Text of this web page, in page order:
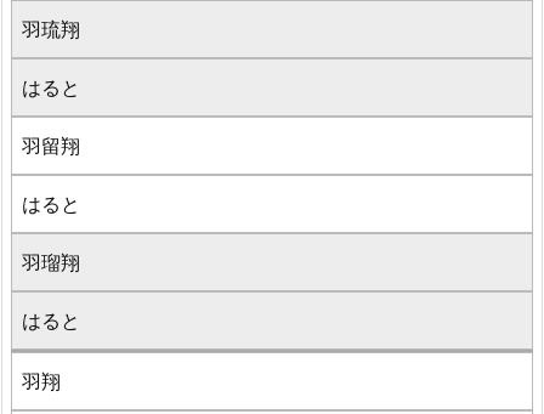
羽琉翔
はると
羽留翔
はると
羽瑠翔
はると
羽翔